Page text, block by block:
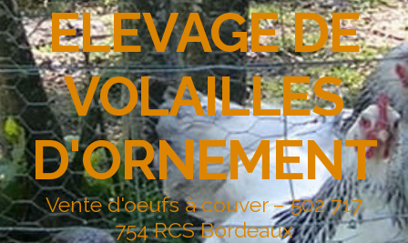
ELEVAGE DE
VOLAILLES
D'ORNEMENT
Vente d'oeufs à couver – 502 717
754 RCS Bordeaux